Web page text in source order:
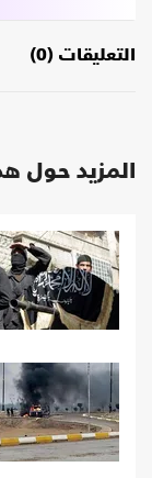
التعليقات (0)
المزيد حول